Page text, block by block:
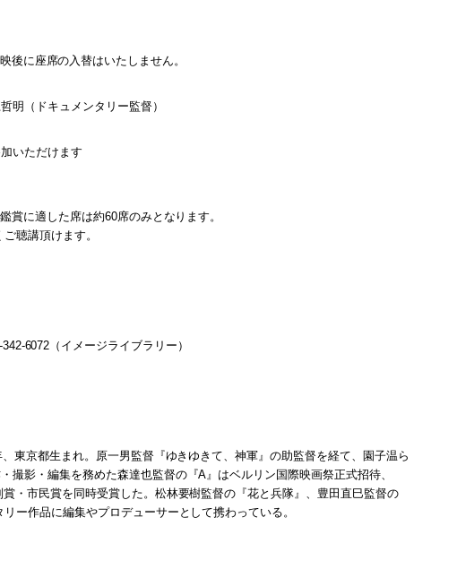
に座席の入替はいたしません。
明（ドキュメンタリー監督）
いただけます
適した席は約60席のみとなります。
講頂けます。
6072（イメージライブラリー）
東京都生まれ。原一男監督『ゆきゆきて、神軍』の助監督を経て、園子温ら
撮影・編集を務めた森達也監督の『A』はベルリン国際映画祭正式招待、
・市民賞を同時受賞した。松林要樹監督の『花と兵隊』、豊田直巳監督の
ー作品に編集やプロデューサーとして携わっている。